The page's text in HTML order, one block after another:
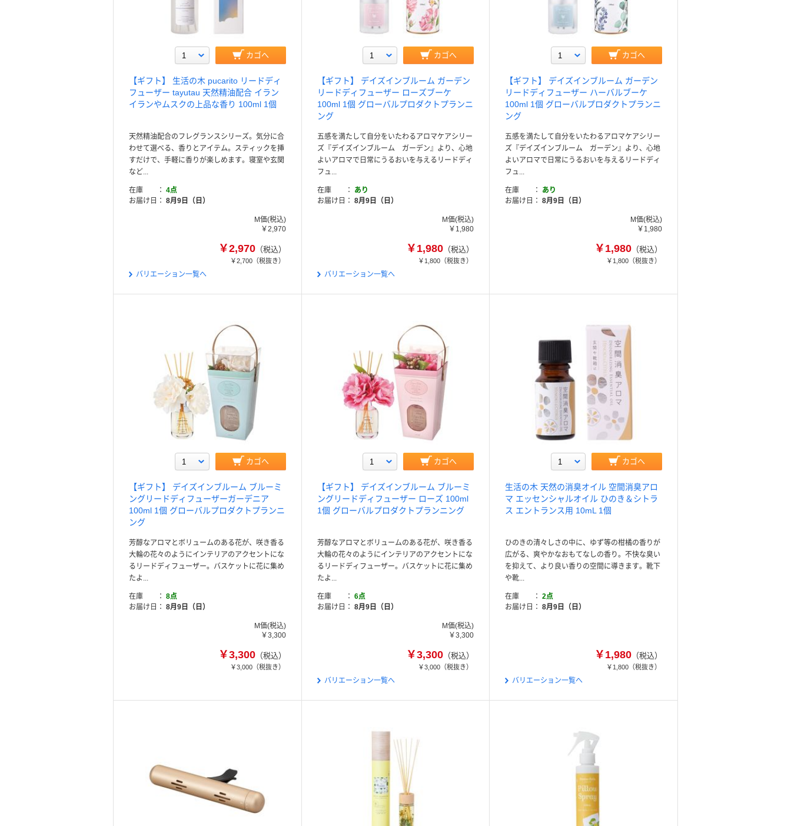
カゴへ
【ギフト】 生活の木 pucarito リードディ
フューザー tayutau 天然精油配合 イラン
イランやムスクの上品な香り 100ml 1個
天然精油配合のフレグランスシリーズ。気分に合
わせて選べる、香りとアイテム。スティックを挿
すだけで、手軽に香りが楽しめます。寝室や玄関
など...
在庫
4点
お届け日
8月9日（日）
M価(税込)
￥2,970
￥2,970（税込）
￥2,700（税抜き）
バリエーション一覧へ
カゴへ
【ギフト】 デイズインブルーム ガーデン
リードディフューザー ローズブーケ
100ml 1個 グローバルプロダクトプランニ
ング
五感を満たして自分をいたわるアロマケアシリー
ズ『デイズインブルーム ガーデン』より、心地
よいアロマで日常にうるおいを与えるリードディ
フュ...
在庫
あり
お届け日
8月9日（日）
M価(税込)
￥1,980
￥1,980 （税込）
￥1,800 （税抜き）
バリエーション一覧へ
カゴへ
【ギフト】 デイズインブルーム ガーデン
リードディフューザー ハーバルブーケ
100ml 1個 グローバルプロダクトプランニ
ング
五感を満たして自分をいたわるアロマケアシリー
ズ『デイズインブルーム ガーデン』より、心地
よいアロマで日常にうるおいを与えるリードディ
フュ...
在庫
あり
お届け日
8月9日（日）
M価(税込)
￥1,980
￥1,980（税込）
￥1,800（税抜き）
カゴへ
【ギフト】 デイズインブルーム ブルーミ
ングリードディフューザーガーデニア
100ml 1個 グローバルプロダクトプランニ
ング
芳醇なアロマとボリュームのある花が、咲き香る
大輪の花々のようにインテリアのアクセントにな
るリードディフューザー。バスケットに花に集め
たよ...
在庫
8点
お届け日
8月9日（日）
M価(税込)
￥3,300
￥3,300（税込）
￥3,000（税抜き）
カゴへ
【ギフト】 デイズインブルーム ブルーミ
ングリードディフューザー ローズ 100ml
1個 グローバルプロダクトプランニング
芳醇なアロマとボリュームのある花が、咲き香る
大輪の花々のようにインテリアのアクセントにな
るリードディフューザー。バスケットに花に集め
たよ...
在庫
6点
お届け日
8月9日（日）
M価(税込)
￥3,300
￥3,300 （税込）
￥3,000 （税抜き）
バリエーション一覧へ
カゴへ
生活の木 天然の消臭オイル 空間消臭アロ
マ エッセンシャルオイル ひのき＆シトラ
ス エントランス用 10mL 1個
ひのきの清々しさの中に、ゆず等の柑橘の香りが
広がる、爽やかなおもてなしの香り。不快な臭い
を抑えて、より良い香りの空間に導きます。靴下
や靴...
在庫
2点
お届け日
8月9日（日）
￥1,980（税込）
￥1,800（税抜き）
バリエーション一覧へ